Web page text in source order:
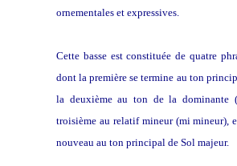
ornementales et expressives.
Cette basse est constituée de quatre
dont la première se termine au ton
la deuxième au ton de la dominante
troisième au relatif mineur (mi mineur),
nouveau au ton principal de Sol majeur.